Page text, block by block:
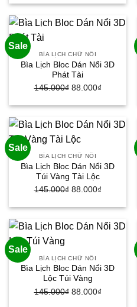
145.000₫.
là:
Sale
BÌA LỊCH CHỮ NỔI
Bìa Lịch Bloc Dán Nổi 3D
Phát Tài
145.000₫ Giá
145.000₫.
88.000₫
là:
Sale
BÌA LỊCH CHỮ NỔI
Bìa Lịch Bloc Dán Nổi 3D
Túi Vàng Tài Lộc
145.000₫ Giá
145.000₫.
88.000₫
là:
Sale
BÌA LỊCH CHỮ NỔI
Bìa Lịch Bloc Dán Nổi 3D
Lộc Túi Vàng
145.000₫ Giá
88.000₫